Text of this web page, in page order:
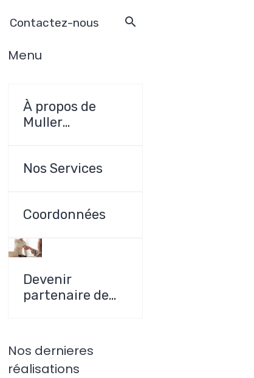
Contactez-nous
Menu
À propos de
Muller
Nos Services
Coordonnées
Devenir
partenaire de
SRL
Nos dernieres
réalisations